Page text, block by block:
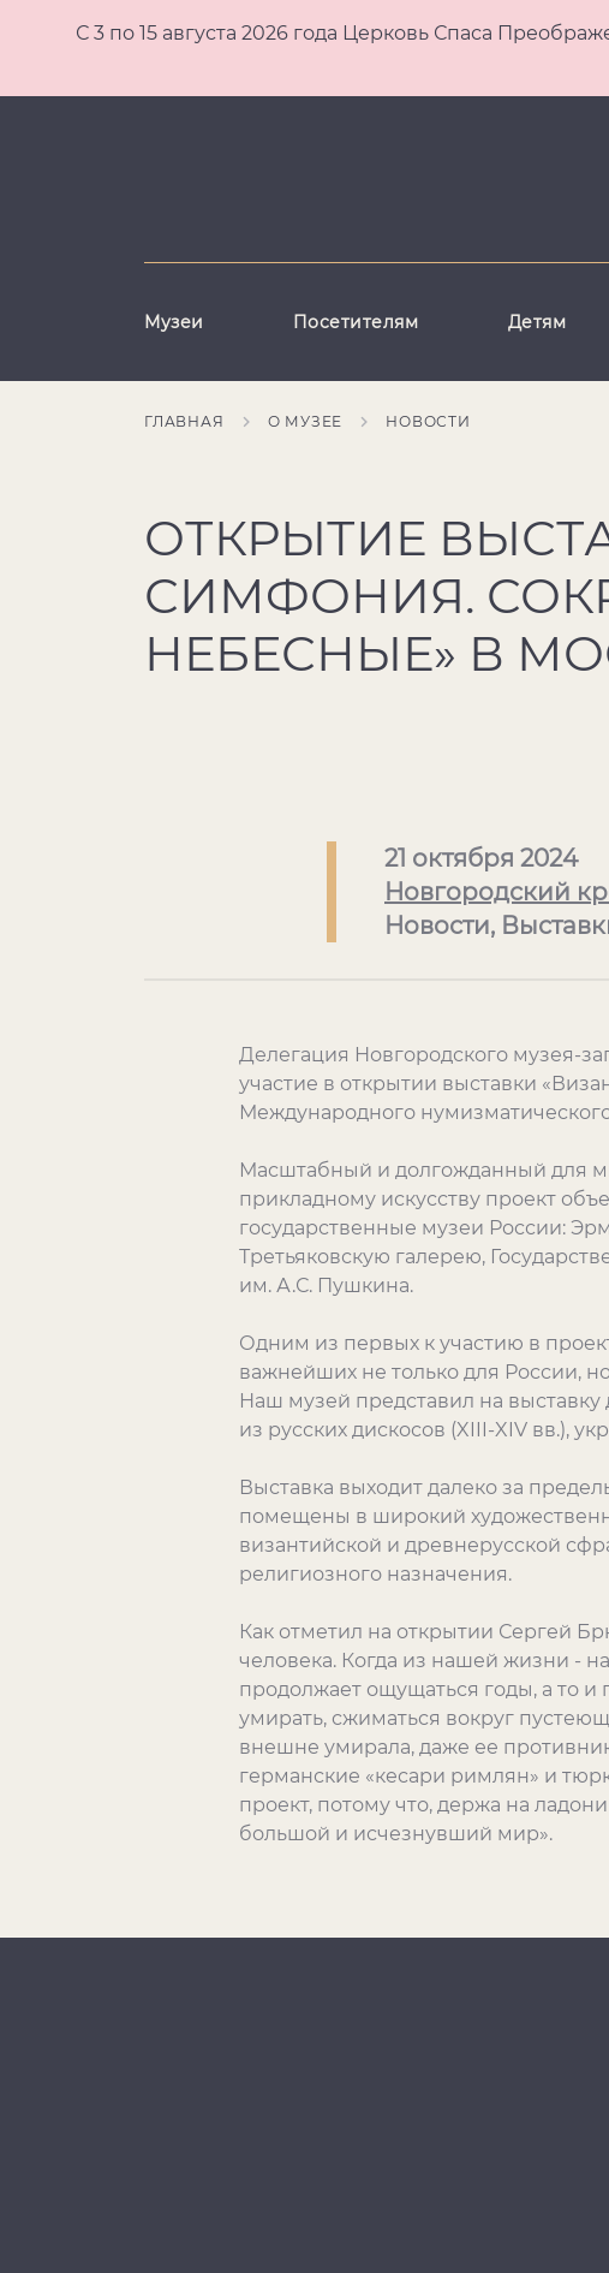
С 3 по 15 августа 2026 года Церковь Спаса
Музеи Посетителям Детям
ГЛАВНАЯ О МУЗЕЕ НОВОСТИ
ОТКРЫТИЕ
СИМФОНИЯ.
НЕБЕСНЫЕ» В
21 октября 2024
Новгородский
Новости,
Делегация Новгородского музея-
участие в открытии выставки
Международного
Масштабный и долгожданный для
прикладному искусству проект
государственные музеи России:
Третьяковскую галерею,
им. А.С. Пушкина.
Одним из первых к участию в
важнейших не только для России,
Наш музей представил на
из русских дискосов (XIII-XIV вв.),
Выставка выходит далеко за
помещены в широкий
византийской и древнерусской
религиозного назначения.
Как отметил на открытии Сергей
человека. Когда из нашей жизни -
продолжает ощущаться годы, а то
умирать, сжиматься вокруг
внешне умирала, даже ее
германские «кесари римлян» и
проект, потому что, держа на
большой и исчезнувший мир».